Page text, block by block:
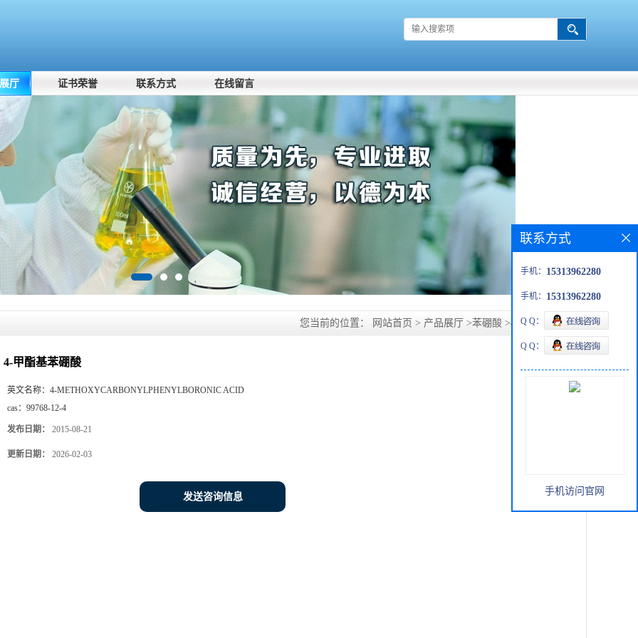
厅 证书荣誉 联系方式 在线留言
您当前的位置： 网站首页 > 产品展厅 >苯硼酸 >4-甲酯基苯硼酸
4-甲酯基苯硼酸
英文名称： 4-METHOXYCARBONYLPHENYLBORONIC ACID
cas： 99768-12-4
发布日期： 2015-08-21
更新日期： 2026-02-03
发送咨询信息
联系方式
手机： 15313962280
手机： 15313962280
Q Q：
Q Q：
手机访问官网